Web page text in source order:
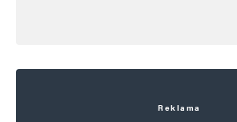
Reklama